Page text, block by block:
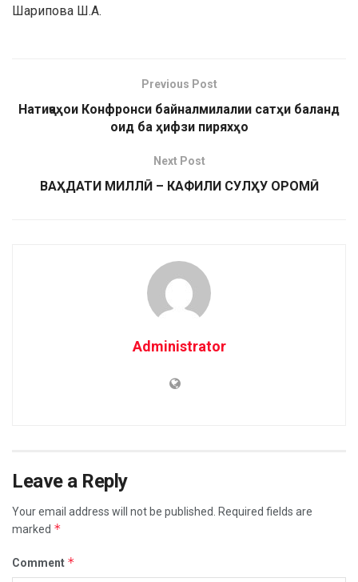
Шарипова Ш.А.
Previous Post
Натиҷаҳои Конфронси байналмилалии сатҳи баланд
оид ба ҳифзи пиряхҳо
Next Post
ВАҲДАТИ МИЛЛӢ – КАФИЛИ СУЛҲУ ОРОМӢ
Administrator
Leave a Reply
Your email address will not be published.
Required fields are
marked *
Comment *